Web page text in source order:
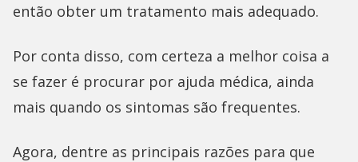
então obter um tratamento mais adequado.
Por conta disso, com certeza a melhor coisa a
se fazer é procurar por ajuda médica, ainda
mais quando os sintomas são frequentes.
Agora, dentre as principais razões para que